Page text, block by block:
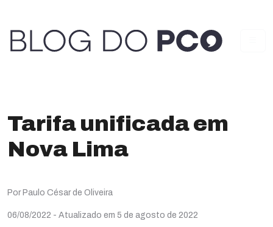
Tarifa unificada em
Nova Lima
Por Paulo César de Oliveira
06/08/2022 - Atualizado em 5 de agosto de 2022